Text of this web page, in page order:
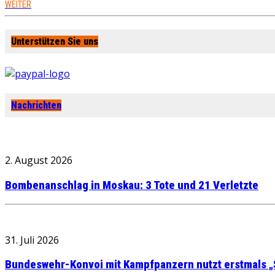
WEITER
Unterstützen Sie uns
Nachrichten
2. August 2026
Bombenanschlag in Moskau: 3 Tote und 21 Verletzte
31. Juli 2026
Bundeswehr-Konvoi mit Kampfpanzern nutzt erstmals